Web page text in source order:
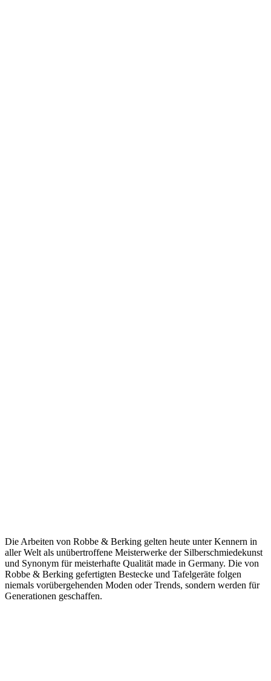
Die Arbeiten von Robbe & Berking gelten heute unter Kennern in
aller Welt als unübertroffene Meisterwerke der Silberschmiedekunst
und Synonym für meisterhafte Qualität made in Germany. Die von
Robbe & Berking gefertigten Bestecke und Tafelgeräte folgen
niemals vorübergehenden Moden oder Trends, sondern werden für
Generationen geschaffen.